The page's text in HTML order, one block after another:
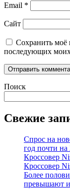
Email *
Сайт
Сохранить моё
последующих
Поиск
Свежие
Спрос на
год почти
Кроссовер
Кроссовер
Более
превышают